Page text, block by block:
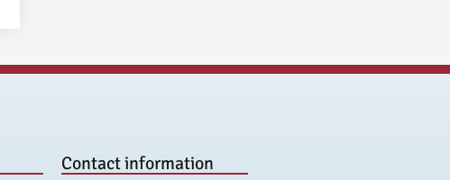
Contact information